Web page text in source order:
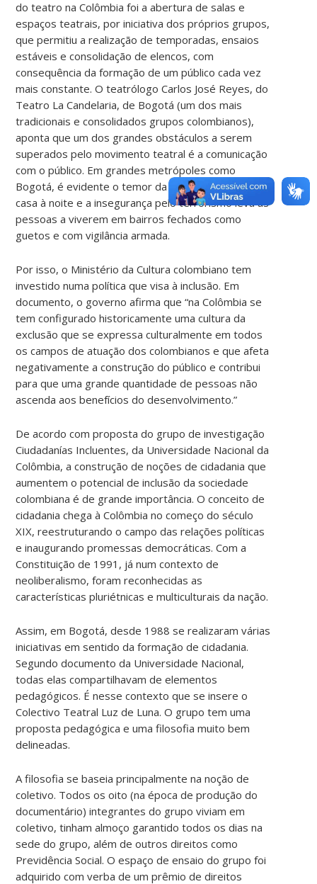
do teatro na Colômbia foi a abertura de salas e
espaços teatrais, por iniciativa dos próprios grupos,
que permitiu a realização de temporadas, ensaios
estáveis e consolidação de elencos, com
consequência da formação de um público cada vez
mais constante. O teatrólogo Carlos José Reyes, do
Teatro La Candelaria, de Bogotá (um dos mais
tradicionais e consolidados grupos colombianos),
aponta que um dos grandes obstáculos a serem
superados pelo movimento teatral é a comunicação
com o público. Em grandes metrópoles como
Bogotá, é evidente o temor da população de sair de
casa à noite e a insegurança pelo terrorismo leva as
pessoas a viverem em bairros fechados como
guetos e com vigilância armada.
Por isso, o Ministério da Cultura colombiano tem
investido numa política que visa à inclusão. Em
documento, o governo afirma que “na Colômbia se
tem configurado historicamente uma cultura da
exclusão que se expressa culturalmente em todos
os campos de atuação dos colombianos e que afeta
negativamente a construção do público e contribui
para que uma grande quantidade de pessoas não
ascenda aos benefícios do desenvolvimento.”
De acordo com proposta do grupo de investigação
Ciudadanías Incluentes, da Universidade Nacional da
Colômbia, a construção de noções de cidadania que
aumentem o potencial de inclusão da sociedade
colombiana é de grande importância. O conceito de
cidadania chega à Colômbia no começo do século
XIX, reestruturando o campo das relações políticas
e inaugurando promessas democráticas. Com a
Constituição de 1991, já num contexto de
neoliberalismo, foram reconhecidas as
características pluriétnicas e multiculturais da nação.
Assim, em Bogotá, desde 1988 se realizaram várias
iniciativas em sentido da formação de cidadania.
Segundo documento da Universidade Nacional,
todas elas compartilhavam de elementos
pedagógicos. É nesse contexto que se insere o
Colectivo Teatral Luz de Luna. O grupo tem uma
proposta pedagógica e uma filosofia muito bem
delineadas.
A filosofia se baseia principalmente na noção de
coletivo. Todos os oito (na época de produção do
documentário) integrantes do grupo viviam em
coletivo, tinham almoço garantido todos os dias na
sede do grupo, além de outros direitos como
Previdência Social. O espaço de ensaio do grupo foi
adquirido com verba de um prêmio de direitos